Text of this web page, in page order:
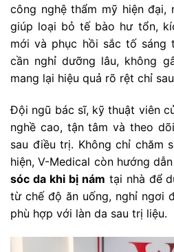
công nghệ thẩm mỹ hiện đại,
giúp loại bỏ tế bào hư tổn,
mới và phục hồi sắc tố sáng
cần nghỉ dưỡng lâu, không
mang lại hiệu quả rõ rệt chỉ
Đội ngũ bác sĩ, kỹ thuật viên
nghề cao, tận tâm và theo
sau điều trị. Không chỉ chăm
hiện, V-Medical còn hướng
sóc da khi bị nám tại nhà để
từ chế độ ăn uống, nghỉ ngơi
phù hợp với làn da sau trị liệu.